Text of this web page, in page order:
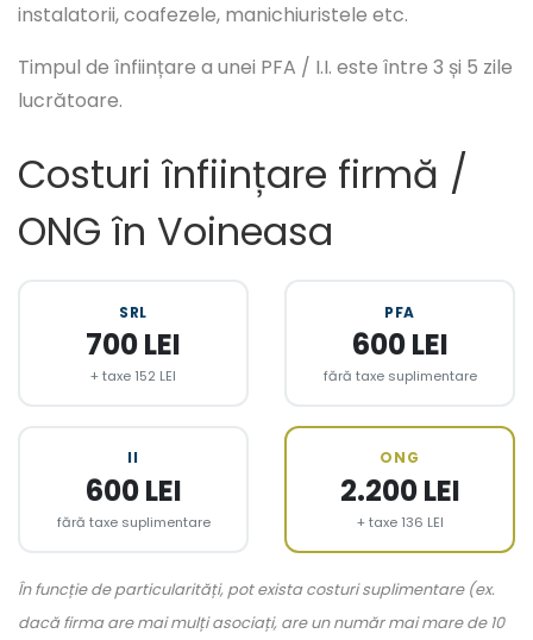
instalatorii, coafezele, manichiuristele etc.
Timpul de înființare a unei PFA / I.I. este între 3 și 5 zile
lucrătoare.
Costuri înființare firmă /
ONG în Voineasa
SRL
700 LEI
+ taxe 152 LEI
PFA
600 LEI
fără taxe suplimentare
II
600 LEI
fără taxe suplimentare
ONG
2.200 LEI
+ taxe 136 LEI
În funcție de particularități, pot exista costuri suplimentare (ex.
dacă firma are mai mulți asociați, are un număr mai mare de 10